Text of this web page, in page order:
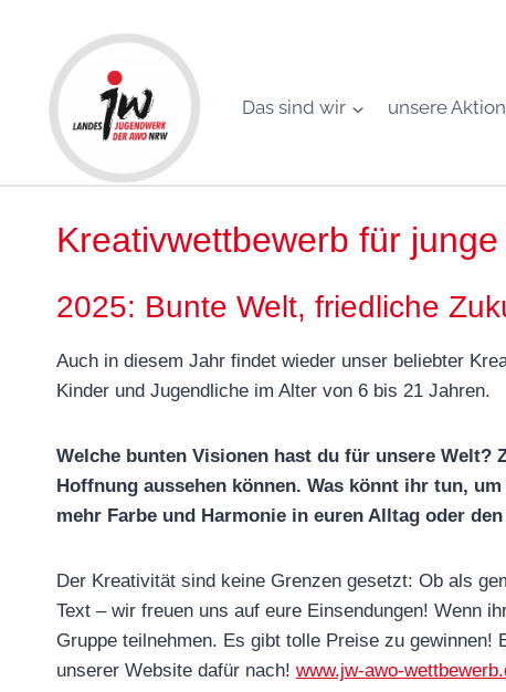
springen
Das sind wir unsere
Kreativwettbewerb für
2025: Bunte Welt, friedliche
Auch in diesem Jahr findet wieder unser beliebter
Kinder und Jugendliche im Alter von 6 bis 21 Jahren.
Welche bunten Visionen hast du für unsere
Hoffnung aussehen können. Was könnt ihr tun,
mehr Farbe und Harmonie in euren Alltag oder
Der Kreativität sind keine Grenzen gesetzt: Ob als
Text – wir freuen uns auf eure Einsendungen! Wenn
Gruppe teilnehmen. Es gibt tolle Preise zu
unserer Website dafür nach! www.jw-awo-